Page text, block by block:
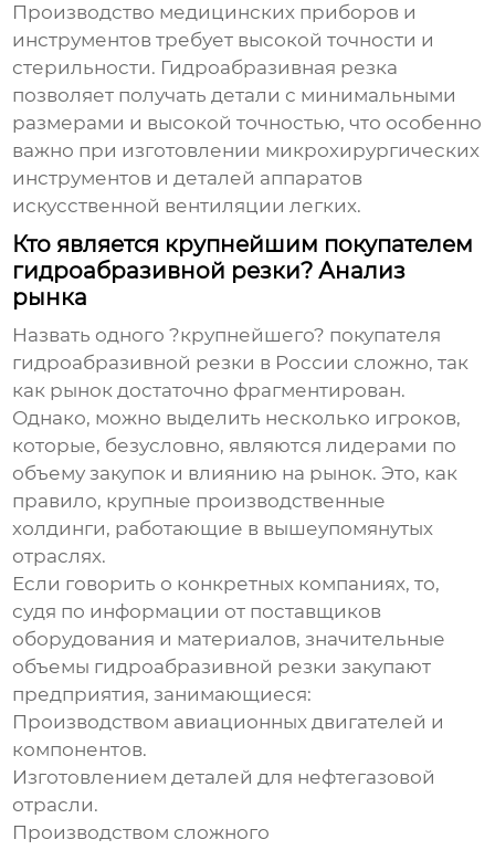
Производство медицинских приборов и
инструментов требует высокой точности и
стерильности. Гидроабразивная резка
позволяет получать детали с минимальными
размерами и высокой точностью, что особенно
важно при изготовлении микрохирургических
инструментов и деталей аппаратов
искусственной вентиляции легких.
Кто является крупнейшим покупателем
гидроабразивной резки? Анализ
рынка
Назвать одного ?крупнейшего? покупателя
гидроабразивной резки в России сложно, так
как рынок достаточно фрагментирован.
Однако, можно выделить несколько игроков,
которые, безусловно, являются лидерами по
объему закупок и влиянию на рынок. Это, как
правило, крупные производственные
холдинги, работающие в вышеупомянутых
отраслях.
Если говорить о конкретных компаниях, то,
судя по информации от поставщиков
оборудования и материалов, значительные
объемы гидроабразивной резки закупают
предприятия, занимающиеся:
Производством авиационных двигателей и
компонентов.
Изготовлением деталей для нефтегазовой
отрасли.
Производством сложного